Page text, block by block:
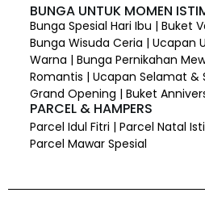
BUNGA UNTUK MOMEN
Bunga Spesial Hari Ibu | Buket
Bunga Wisuda Ceria | Ucapan
Warna | Bunga Pernikahan
Romantis | Ucapan Selamat &
Grand Opening | Buket
PARCEL & HAMPERS
Parcel Idul Fitri | Parcel Natal
Parcel Mawar Spesial